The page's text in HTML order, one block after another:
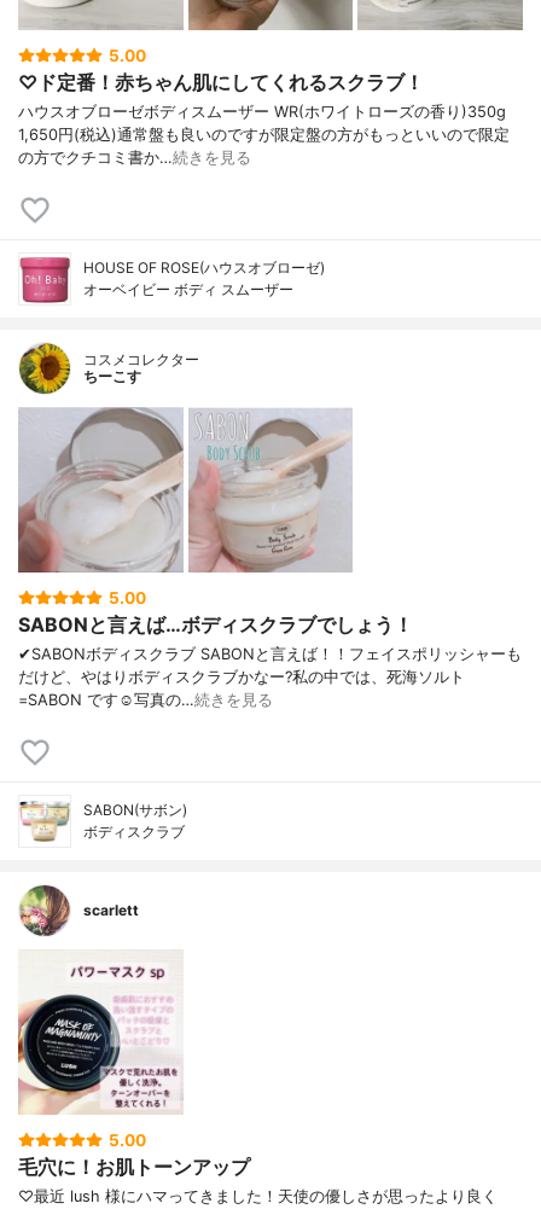
5.00
♡ド定番！赤ちゃん肌にしてくれるスクラブ！
ハウスオブローゼボディスムーザー WR(ホワイトローズの香り)350g
1,650円(税込)通常盤も良いのですが限定盤の方がもっといいので限定
の方でクチコミ書か…続きを見る
HOUSE OF ROSE(ハウスオブローゼ)
オーベイビー ボディ スムーザー
コスメコレクター
ちーこす
5.00
SABONと言えば…ボディスクラブでしょう！
✔︎SABONボディスクラブ SABONと言えば！！フェイスポリッシャーも
だけど、やはりボディスクラブかなー?私の中では、死海ソルト
=SABON です☺️写真の…続きを見る
SABON(サボン)
ボディスクラブ
scarlett
5.00
毛穴に！お肌トーンアップ
♡最近 lush 様にハマってきました！天使の優しさが思ったより良く